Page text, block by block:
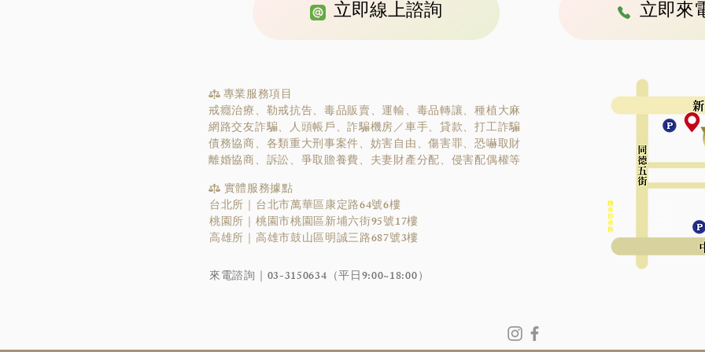
立即線上諮詢
專業服務項目
戒癮治療、勒戒抗告、毒品販賣、運輸、毒品轉讓、種植大麻
網路交友詐騙、人頭帳戶、詐騙機房／車手、貸款、打工詐騙
債務協商、各類重大刑事案件、妨害自由、傷害罪、恐嚇取財
離婚協商、訴訟、爭取贍養費、夫妻財產分配、侵害配偶權等
實體服務據點
台北所｜台北市萬華區康定路64號6樓
桃園所｜桃園市桃園區新埔六街95號17樓
​高雄所｜高雄市鼓山區明誠三路687號3樓
​來電諮詢｜ 03-3150634 （平日9:00~18:00）
立即來